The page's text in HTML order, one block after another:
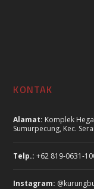
KONTAK
Alamat: Komplek
Sumurpecung, Kec.
Telp.: +62 819-0631-
Instagram: